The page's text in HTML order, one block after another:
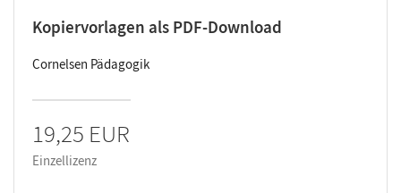
Kopiervorlagen als PDF-Download
Cornelsen Pädagogik
19,25 EUR
Einzellizenz